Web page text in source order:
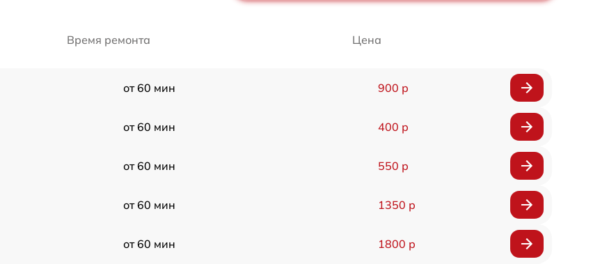
Время ремонта Цена
от 60 мин 900 р
от 60 мин 400 р
от 60 мин 550 р
от 60 мин 1350 р
от 60 мин 1800 р